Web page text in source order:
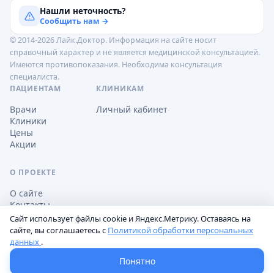
Нашли неточность?
Сообщить нам →
© 2014-2026 Лайк.Доктор. Информация на сайте носит
справочный характер и не является медицинской консультацией.
Имеются противопоказания. Необходима консультация
специалиста.
ПАЦИЕНТАМ
Врачи
Клиники
Цены
Акции
КЛИНИКАМ
Личный кабинет
О ПРОЕКТЕ
О сайте
Контакты
Обработка персональных данных
Пользовательское соглашениеНастройки cookie
Сайт использует файлы cookie и Яндекс.Метрику. Оставаясь на
сайте, вы соглашаетесь с Политикой обработки персональных
данных .
Понятно